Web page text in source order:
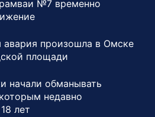
№7 временно
авария произошла в Омске
площади
начали обманывать
недавно
лет